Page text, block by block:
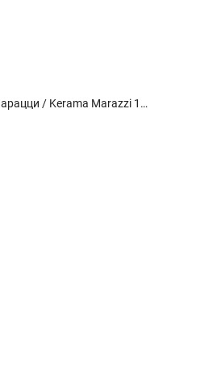
Керамическая плитка Керама Марацци / Kerama Marazzi 14016R\3F МОНФОРТЕ Панель Декор Глициния матовый обрезной 40x120